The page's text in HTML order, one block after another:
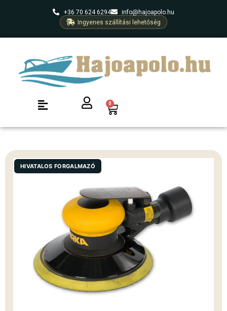
+36 70 624 6294
info@hajoapolo.hu
Ingyenes szállítási lehetőség
0
HIVATALOS FORGALMAZÓ